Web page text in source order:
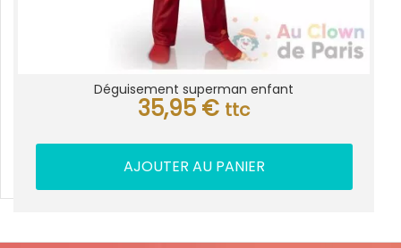
Déguisement superman enfant
35,95 € ttc
AJOUTER AU PANIER